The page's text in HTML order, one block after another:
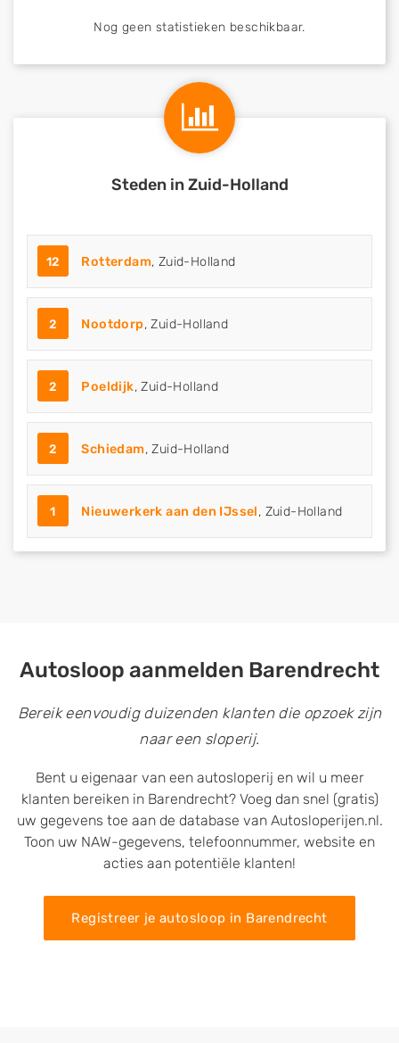
Nog geen statistieken beschikbaar.
Steden in Zuid-Holland
12 Rotterdam, Zuid-Holland
2 Nootdorp, Zuid-Holland
2 Poeldijk, Zuid-Holland
2 Schiedam, Zuid-Holland
1 Nieuwerkerk aan den IJssel, Zuid-Holland
Autosloop aanmelden Barendrecht
Bereik eenvoudig duizenden klanten die opzoek zijn
naar een sloperij.
Bent u eigenaar van een autosloperij en wil u meer
klanten bereiken in Barendrecht? Voeg dan snel (gratis)
uw gegevens toe aan de database van Autosloperijen.nl.
Toon uw NAW-gegevens, telefoonnummer, website en
acties aan potentiële klanten!
Registreer je autosloop in Barendrecht